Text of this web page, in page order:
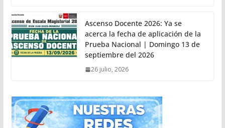
Ascenso Docente 2026: Ya se
acerca la fecha de aplicación de la
Prueba Nacional | Domingo 13 de
septiembre del 2026
26 julio, 2026